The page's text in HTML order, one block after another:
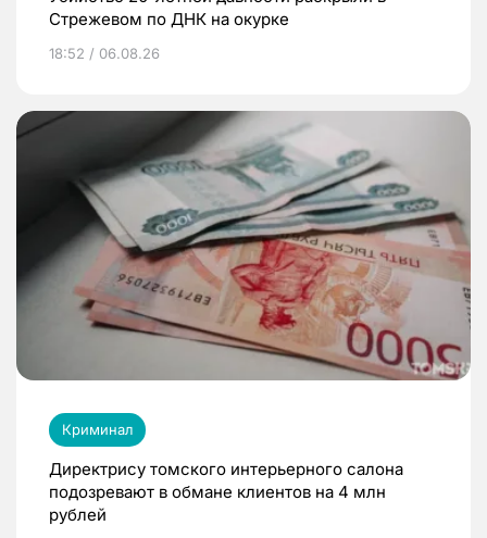
Стрежевом по ДНК на окурке
18:52 / 06.08.26
Криминал
Директрису томского интерьерного салона
подозревают в обмане клиентов на 4 млн
рублей